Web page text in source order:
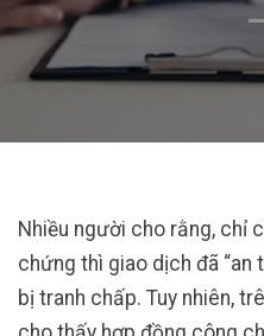
Nhiều người cho rằng, chỉ
chứng thì giao dịch đã “an
bị tranh chấp. Tuy nhiên,